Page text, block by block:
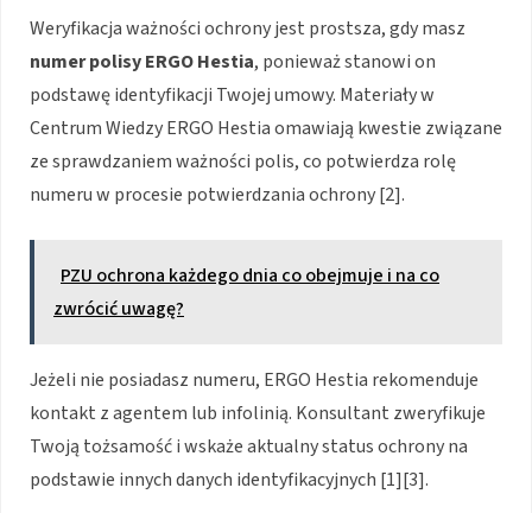
Weryfikacja ważności ochrony jest prostsza, gdy masz
numer polisy ERGO Hestia, ponieważ stanowi on
podstawę identyfikacji Twojej umowy. Materiały w
Centrum Wiedzy ERGO Hestia omawiają kwestie związane
ze sprawdzaniem ważności polis, co potwierdza rolę
numeru w procesie potwierdzania ochrony [2].
PZU ochrona każdego dnia co obejmuje i na co
zwrócić uwagę?
Jeżeli nie posiadasz numeru, ERGO Hestia rekomenduje
kontakt z agentem lub infolinią. Konsultant zweryfikuje
Twoją tożsamość i wskaże aktualny status ochrony na
podstawie innych danych identyfikacyjnych [1][3].